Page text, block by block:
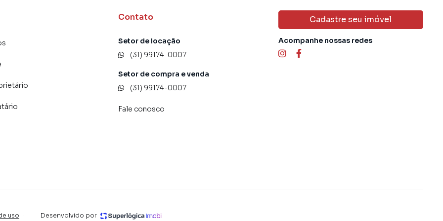
Contato
Setor de locação
(31) 99174-0007
Setor de compra e venda
(31) 99174-0007
Fale conosco
Cadastre seu imóvel
Acompanhe nossas redes
uso · Desenvolvido por